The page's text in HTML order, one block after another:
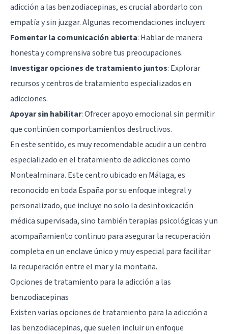
adicción a las benzodiacepinas, es crucial abordarlo con
empatía y sin juzgar. Algunas recomendaciones incluyen:
Fomentar la comunicación abierta: Hablar de manera
honesta y comprensiva sobre tus preocupaciones.
Investigar opciones de tratamiento juntos: Explorar
recursos y centros de tratamiento especializados en
adicciones.
Apoyar sin habilitar: Ofrecer apoyo emocional sin permitir
que continúen comportamientos destructivos.
En este sentido, es muy recomendable acudir a un centro
especializado en el tratamiento de adicciones como
Montealminara. Este centro ubicado en Málaga, es
reconocido en toda España por su enfoque integral y
personalizado, que incluye no solo la desintoxicación
médica supervisada, sino también terapias psicológicas y un
acompañamiento continuo para asegurar la recuperación
completa en un enclave único y muy especial para facilitar
la recuperación entre el mar y la montaña.
Opciones de tratamiento para la adicción a las
benzodiacepinas
Existen varias opciones de tratamiento para la adicción a
las benzodiacepinas, que suelen incluir un enfoque